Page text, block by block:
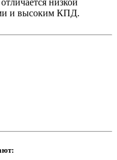
и высоким КПД.